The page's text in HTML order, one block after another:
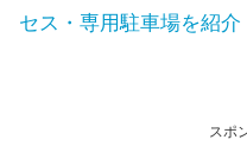
セス・専用駐車場を紹介
スポ